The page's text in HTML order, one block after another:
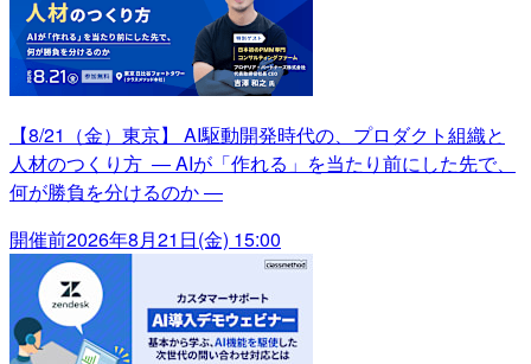
【8/21（金）東京】 AI駆動開発時代の、プロダクト組織と
人材のつくり方 ― AIが「作れる」を当たり前にした先で、
何が勝負を分けるのか ―
開催前2026年8月21日(金) 15:00